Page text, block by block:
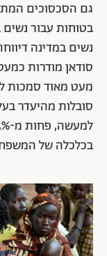
גם הסכסוכים
בטוחות עבור
נשים במדינה
סודאן מודרות
מעט מאוד סמכות
סובלות מהיעדר
בכלכלה של